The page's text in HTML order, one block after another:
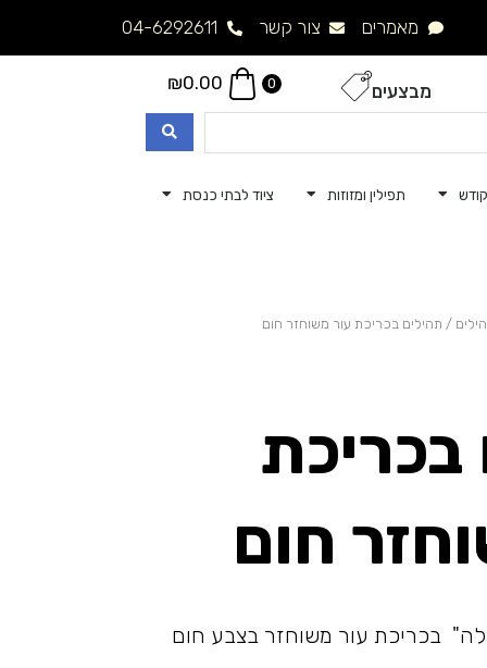
מאמרים צור קשר 04-6292611
מבצעים 0
₪0.00
תפילין ומזוזות ציוד לבתי כנסת
/ תהילים בכריכת עור משוחזר חום
בכריכת
חום
בכריכת עור משוחזר בצבע חום